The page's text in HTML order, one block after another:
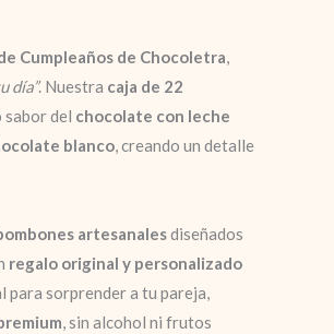
Cumpleaños de Chocoletra,
día”. Nuestra caja de 22
sabor del chocolate con leche
blanco, creando un detalle
artesanalesdiseñados
regalo original y personalizado
sorprender a tu pareja,
, sin alcohol ni frutos